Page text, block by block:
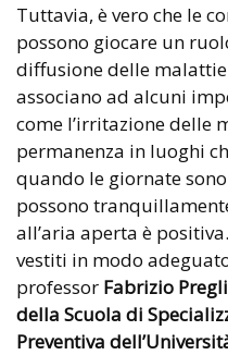
Tuttavia, è vero che le
possono giocare un
diffusione delle malattie
associano ad alcuni
come l’irritazione delle
permanenza in luoghi
quando le giornate
possono
all’aria aperta è
vestiti in modo
professor Fabrizio
della Scuola di
Preventiva